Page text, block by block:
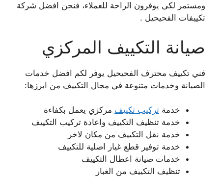
ومستمر لكي يوفرون الراحة للعملاء، فنحن افضل شركة
تكييفات الفحيحيل .
صيانة التكييف المركزي
فني تكييف محترف الفحيحيل يوفر لكم افضل خدمات
الصيانة وخدمات متنوعة في مجال التكييف من ابرزها:
خدمة تركيب تكييف مركزي يعمل بكفاءة
خدمة تنظيف التكييف واعادة تركيب التكييف
خدمة نقل التكييف من مكان لاخر
خدمة توفير قطع غيار اصلية للتكييف
خدمات صيانة اعطال التكييف
تنظيف التكييف من الغبار